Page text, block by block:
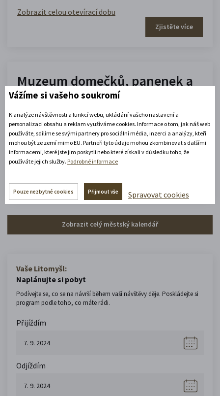
Zobrazit celou otevírací dobu
Zjistěte více
Muzeum domečků, panenek a
hraček
10.00 - 16.00
(platné od 1. 7. 2026 do 31. 8. 2026)
Zobrazit celou otevírací dobu
Zobrazit celý městský kalendář
Vaše Litomyšl:
Naplánujte si pobyt
Podívejte se, co se na návrší během vaší návštěvy děje. Poskládejte si
program podle toho, co máte rádi.
Přijíždím
Odjíždím
Vážíme si vašeho soukromí
K analýze návštěvnosti a funkcí webu, ukládání vašeho nastavení a
personalizaci obsahu a reklam využíváme cookies. Informace o tom, jak náš web
používáte, sdílíme se svými partnery pro sociální média, inzerci a analýzy, kteří
mohou být ze zemí mimo EU. Partneři tyto údaje mohou zkombinovat s dalšími
informacemi, které jste jim poskytli nebo které získali v důsledku toho, že
používáte jejich služby. Podrobné informace
Pouze nezbytné cookies Přijmout vše Spravovat cookies